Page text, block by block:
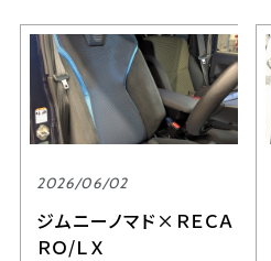
2026/06/02
ジムニーノマド×ＲＥＣＡ
ＲＯ/ＬＸ